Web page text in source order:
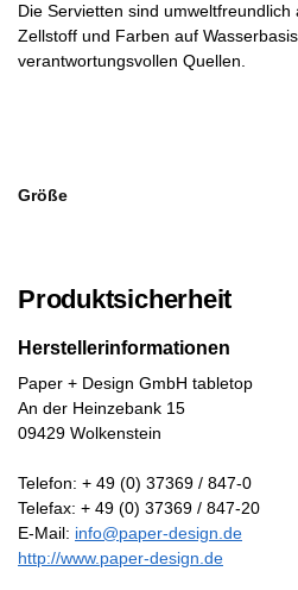
Die Servietten sind
Zellstoff und Farben auf
verantwortungsvollen Quellen.
Größe
Produktsicherheit
Herstellerinformationen
Paper + Design GmbH tabletop
An der Heinzebank 15
09429 Wolkenstein
Telefon: + 49 (0) 37369 / 847-0
Telefax: + 49 (0) 37369 / 847-20
E-Mail: info@paper-design.de
http://www.paper-design.de